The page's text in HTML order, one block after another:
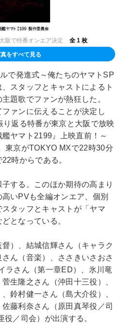
阪で特番オンエア決定 全 1 枚
をすべて見る
で発進式～俺たちのヤマトSP
スタッフとキャストによるト
題歌でファンが熱狂した。
ァンに伝えることが決定し
返る特番が東京と大阪で放映
ヤマト2199』上映直前！～
東京がTOKYO MXで22時30分
時からである。
する。このほか期待の高まり
いPVも全編オンエア、個別
タッフとキャストが「ヤマ
となっている。
）、結城信輝さん（キャラク
ん（音楽）、ささきいさおさ
ラさん（第一章ED）、氷川竜
生隆之さん（沖田十三役）、
鈴村健一さん（島大介役）、
藤利奈さん（原田真琴役／司
／司会）が出演する。